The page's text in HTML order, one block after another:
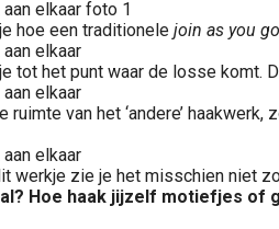
hoe een traditionele join as you go
tot het punt waar de losse komt.
ruimte van het ‘andere’
werkje zie je het misschien niet
Hoe haak jijzelf motiefjes of